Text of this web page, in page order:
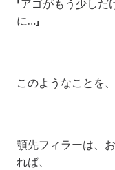
「アゴがもう少し
に…」
このようなことを
顎先フィラーは、
れば、